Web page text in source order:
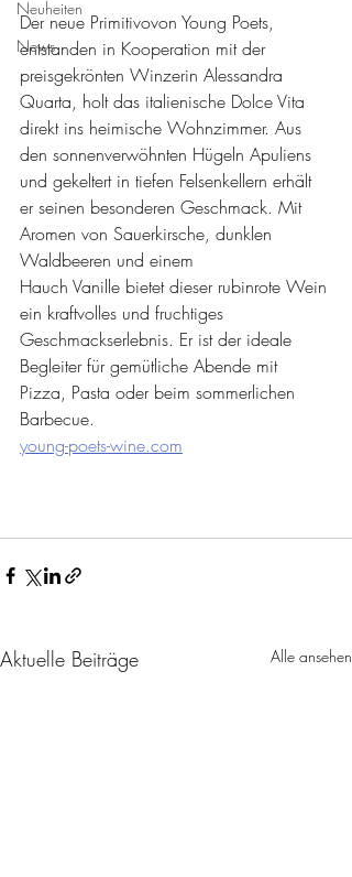
Neuheiten
News
Der neue Primitivovon Young Poets,
entstanden in Kooperation mit der
preisgekrönten Winzerin Alessandra
Quarta, holt das italienische Dolce Vita
direkt ins heimische Wohnzimmer. Aus
den sonnenverwöhnten Hügeln Apuliens
und gekeltert in tiefen Felsenkellern erhält
er seinen besonderen Geschmack. Mit
Aromen von Sauerkirsche, dunklen
Waldbeeren und einem
Hauch Vanille bietet dieser rubinrote Wein
ein kraftvolles und fruchtiges
Geschmackserlebnis. Er ist der ideale
Begleiter für gemütliche Abende mit
Pizza, Pasta oder beim sommerlichen
Barbecue.
young-poets-wine.com
Aktuelle Beiträge Alle ansehen